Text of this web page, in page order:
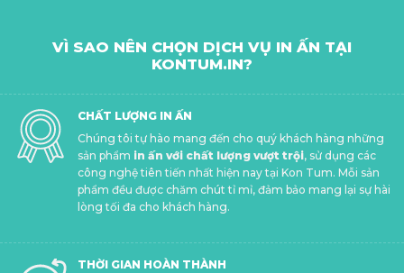
VÌ SAO NÊN CHỌN DỊCH VỤ IN ẤN TẠI
KONTUM.IN?
CHẤT LƯỢNG IN ẤN
Chúng tôi tự hào mang đến cho quý khách hàng những
sản phẩm in ấn với chất lượng vượt trội, sử dụng các
công nghệ tiên tiến nhất hiện nay tại Kon Tum. Mỗi sản
phẩm đều được chăm chút tỉ mỉ, đảm bảo mang lại sự hài
lòng tối đa cho khách hàng.
THỜI GIAN HOÀN THÀNH